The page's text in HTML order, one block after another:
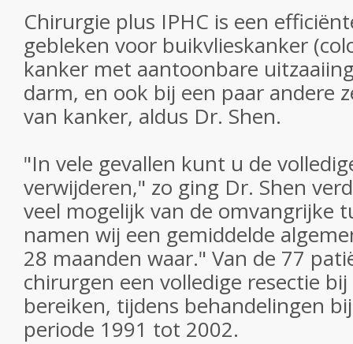
Chirurgie plus IPHC is een
gebleken voor buikvlieskanker
kanker met aantoonbare
darm, en ook bij een paar andere
van kanker, aldus Dr. Shen.
"In vele gevallen kunt u de
verwijderen," zo ging Dr. Shen
veel mogelijk van de omvangrijke
namen wij een gemiddelde
28 maanden waar." Van de 77
chirurgen een volledige resectie
bereiken, tijdens behandelingen
periode 1991 tot 2002.